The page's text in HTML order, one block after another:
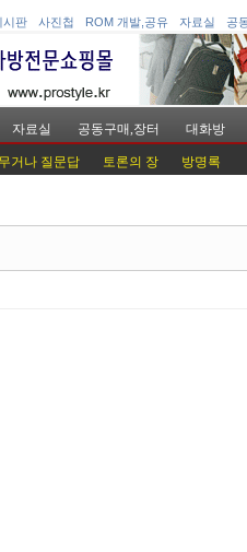
시판 사진첩 ROM 개발,공유 자료실 공
자료실 공동구매,장터 대화방
거나 질문답 토론의 장 방명록